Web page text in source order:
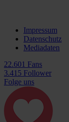
Impressum
Datenschutz
Mediadaten
22.601 Fans
3.415 Follower
Folge uns